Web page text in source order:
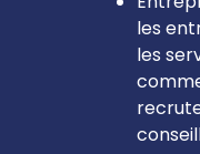
les
les